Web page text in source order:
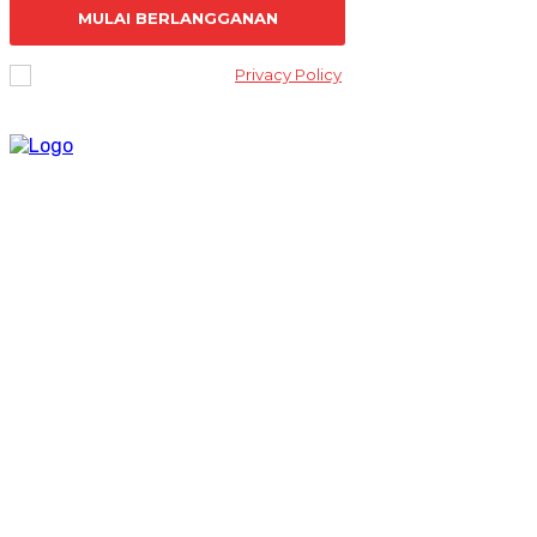
MULAI BERLANGGANAN
Privacy Policy